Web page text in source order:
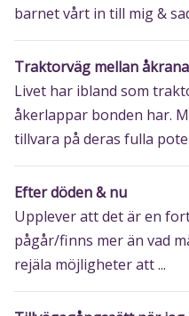
barnet vårt in till mig &
Traktorväg mellan åkrana
Livet har ibland som
åkerlappar bonden har.
tillvara på deras fulla
Efter döden & nu
Upplever att det är en
pågår/finns mer än vad
rejäla möjligheter att ...